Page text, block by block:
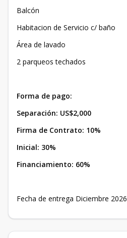
Balcón
Habitacion de Servicio c/ baño
Área de lavado
2 parqueos techados
Forma de pago:
Separación: US$2,000
Firma de Contrato: 10%
Inicial: 30%
Financiamiento: 60%
Fecha de entrega Diciembre 2026